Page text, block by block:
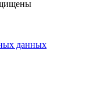
данных